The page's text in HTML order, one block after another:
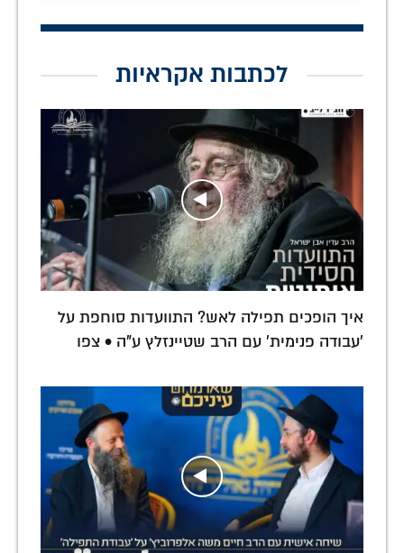
לכתבות אקראיות
איך הופכים תפילה לאש? התוועדות סוחפת על
'עבודה פנימית' עם הרב שטיינזלץ ע"ה • צפו